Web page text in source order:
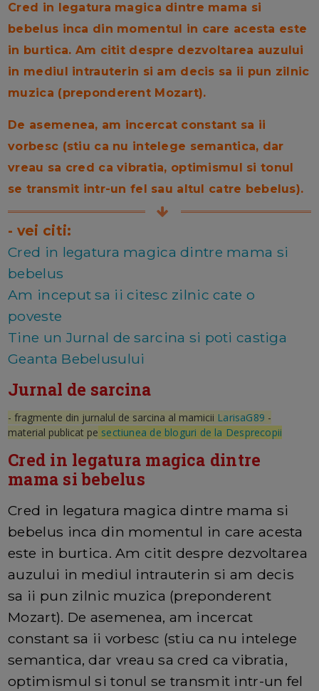
Cred in legatura magica dintre mama si
bebelus inca din momentul in care acesta este
in burtica. Am citit despre dezvoltarea auzului
in mediul intrauterin si am decis sa ii pun zilnic
muzica (preponderent Mozart).
De asemenea, am incercat constant sa ii
vorbesc (stiu ca nu intelege semantica, dar
vreau sa cred ca vibratia, optimismul si tonul
se transmit intr-un fel sau altul catre bebelus).
- vei citi:
Cred in legatura magica dintre mama si
bebelus
Am inceput sa ii citesc zilnic cate o
poveste
Tine un Jurnal de sarcina si poti castiga
Geanta Bebelusului
Jurnal de sarcina
- fragmente din jurnalul de sarcina al mamicii LarisaG89 -
material publicat pe sectiunea de bloguri de la Desprecopii
Cred in legatura magica dintre
mama si bebelus
Cred in legatura magica dintre mama si
bebelus inca din momentul in care acesta
este in burtica. Am citit despre dezvoltarea
auzului in mediul intrauterin si am decis
sa ii pun zilnic muzica (preponderent
Mozart). De asemenea, am incercat
constant sa ii vorbesc (stiu ca nu intelege
semantica, dar vreau sa cred ca vibratia,
optimismul si tonul se transmit intr-un fel